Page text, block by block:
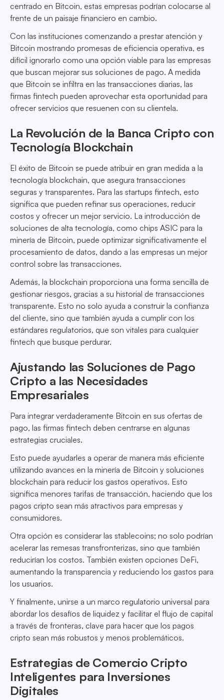
centrado en Bitcoin, estas empresas podrían colocarse al
frente de un paisaje financiero en cambio.
Con las instituciones comenzando a prestar atención y
Bitcoin mostrando promesas de eficiencia operativa, es
difícil ignorarlo como una opción viable para las empresas
que buscan mejorar sus soluciones de pago. A medida
que Bitcoin se infiltra en las transacciones diarias, las
firmas fintech pueden aprovechar esta oportunidad para
ofrecer servicios que resuenen con su clientela.
La Revolución de la Banca Cripto con
Tecnología Blockchain
El éxito de Bitcoin se puede atribuir en gran medida a la
tecnología blockchain, que asegura transacciones
seguras y transparentes. Para las startups fintech, esto
significa que pueden refinar sus operaciones, reducir
costos y ofrecer un mejor servicio. La introducción de
soluciones de alta tecnología, como chips ASIC para la
minería de Bitcoin, puede optimizar significativamente el
procesamiento de datos, dando a las empresas un mejor
control sobre las transacciones.
Además, la blockchain proporciona una forma sencilla de
gestionar riesgos, gracias a su historial de transacciones
transparente. Esto no solo ayuda a construir la confianza
del cliente, sino que también ayuda a cumplir con los
estándares regulatorios, que son vitales para cualquier
fintech que busque perdurar.
Ajustando las Soluciones de Pago
Cripto a las Necesidades
Empresariales
Para integrar verdaderamente Bitcoin en sus ofertas de
pago, las firmas fintech deben centrarse en algunas
estrategias cruciales.
Esto puede ayudarles a operar de manera más eficiente
utilizando avances en la minería de Bitcoin y soluciones
blockchain para reducir los gastos operativos. Esto
significa menores tarifas de transacción, haciendo que los
pagos cripto sean más atractivos para empresas y
consumidores.
Otra opción es considerar las stablecoins; no solo podrían
acelerar las remesas transfronterizas, sino que también
reducirían los costos. También existen opciones DeFi,
aumentando la transparencia y reduciendo los gastos para
los usuarios.
Y finalmente, unirse a un marco regulatorio universal para
abordar los desafíos de liquidez y facilitar el flujo de capital
a través de fronteras, clave para hacer que los pagos
cripto sean más robustos y menos problemáticos.
Estrategias de Comercio Cripto
Inteligentes para Inversiones
Digitales